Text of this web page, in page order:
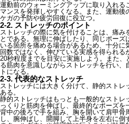
運動前のウォーミングアップに取り入れる
マンスを発揮しやすくなる。また、運動後
ケガの予防や疲労回復に役立つ。
2-2. ストレッチのポイント
ストレッチの際に気を付けることは、痛み
とである。無理に伸ばしたり、同じポー
いる箇所を痛める場合があるため、十分
回数ではなく、伸びている実感を得られる
20秒程度までを目安に実施しよう。また
る筋肉を意識しながらストレッチを行い、
トになる。
2-3. 代表的なストレッチ
ストレッチには大きく分けて、静的スト
ある。
静的ストレッチはもっとも一般的なストレ
っくりと筋肉を伸ばし、最終的なポーズを
背中の後ろで手を組み、胸を開いて肩甲骨
し、腕伸ばし、開脚して上半身を左右に